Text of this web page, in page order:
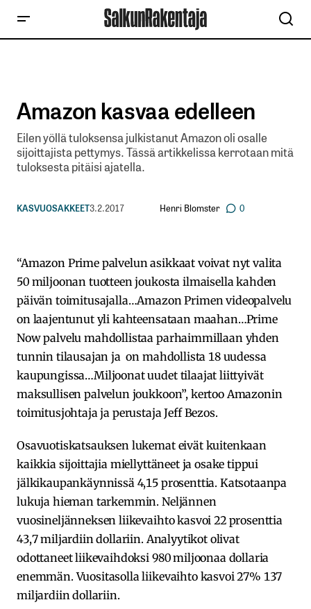
Amazon kasvaa edelleen
Eilen yöllä tuloksensa julkistanut Amazon oli osalle
sijoittajista pettymys. Tässä artikkelissa kerrotaan mitä
tuloksesta pitäisi ajatella.
KASVUOSAKKEET3.2.2017 Henri Blomster 0
“Amazon Prime palvelun asikkaat voivat nyt valita
50 miljoonan tuotteen joukosta ilmaisella kahden
päivän toimitusajalla…Amazon Primen videopalvelu
on laajentunut yli kahteensataan maahan…Prime
Now palvelu mahdollistaa parhaimmillaan yhden
tunnin tilausajan ja on mahdollista 18 uudessa
kaupungissa…Miljoonat uudet tilaajat liittyivät
maksullisen palvelun joukkoon”, kertoo Amazonin
toimitusjohtaja ja perustaja Jeff Bezos.
Osavuotiskatsauksen lukemat eivät kuitenkaan
kaikkia sijoittajia miellyttäneet ja osake tippui
jälkikaupankäynnissä 4,15 prosenttia. Katsotaanpa
lukuja hieman tarkemmin. Neljännen
vuosineljänneksen liikevaihto kasvoi 22 prosenttia
43,7 miljardiin dollariin. Analyytikot olivat
odottaneet liikevaihdoksi 980 miljoonaa dollaria
enemmän. Vuositasolla liikevaihto kasvoi 27% 137
miljardiin dollariin.